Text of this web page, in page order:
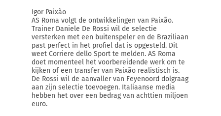
Igor Paixão
AS Roma volgt de ontwikkelingen van Paixão.
Trainer Daniele De Rossi wil de selectie
versterken met een buitenspeler en de Braziliaan
past perfect in het profiel dat is opgesteld. Dit
weet Corriere dello Sport te melden. AS Roma
doet momenteel het voorbereidende werk om te
kijken of een transfer van Paixão realistisch is.
De Rossi wil de aanvaller van Feyenoord dolgraag
aan zijn selectie toevoegen. Italiaanse media
hebben het over een bedrag van achttien miljoen
euro.